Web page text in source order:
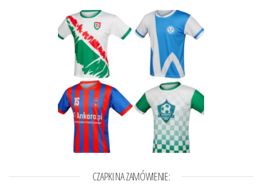
CZAPKI NA ZAMÓWIENIE: